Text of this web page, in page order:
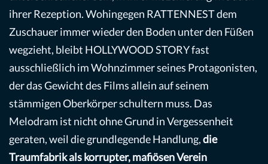
ihrer Rezeption. Wohingegen RATTENNEST dem
Zuschauer immer wieder den Boden unter den Füßen
wegzieht, bleibt HOLLYWOOD STORY fast
ausschließlich im Wohnzimmer seines Protagonisten,
der das Gewicht des Films allein auf seinem
stämmigen Oberkörper schultern muss. Das
Melodram ist nicht ohne Grund in Vergessenheit
geraten, weil die grundlegende Handlung,die
Traumfabrik als korrupter, mafiösen Verein